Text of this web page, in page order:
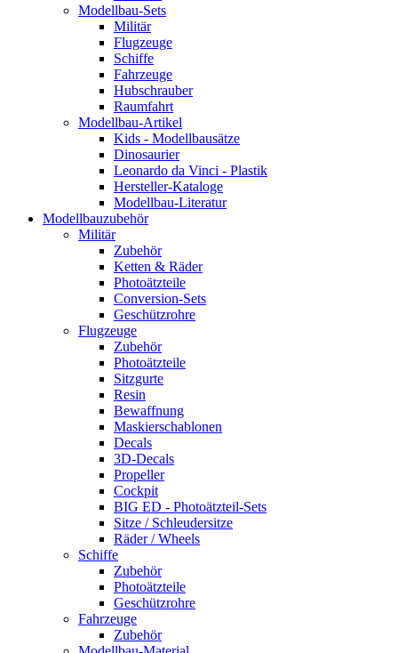
Modellbau-Sets
Militär
Flugzeuge
Schiffe
Fahrzeuge
Hubschrauber
Raumfahrt
Modellbau-Artikel
Kids - Modellbausätze
Dinosaurier
Leonardo da Vinci - Plastik
Hersteller-Kataloge
Modellbau-Literatur
Modellbauzubehör
Militär
Zubehör
Ketten & Räder
Photoätzteile
Conversion-Sets
Geschützrohre
Flugzeuge
Zubehör
Photoätzteile
Sitzgurte
Resin
Bewaffnung
Maskierschablonen
Decals
3D-Decals
Propeller
Cockpit
BIG ED - Photoätzteil-Sets
Sitze / Schleudersitze
Räder / Wheels
Schiffe
Zubehör
Photoätzteile
Geschützrohre
Fahrzeuge
Zubehör